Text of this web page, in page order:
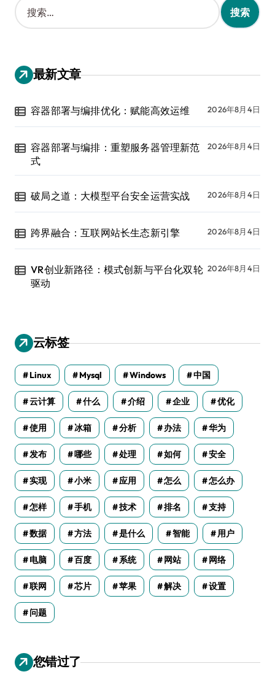
索
：
最新文章
容器部署与编排优化：赋能高效运维 2026年8月4日
容器部署与编排：重塑服务器管理新范
式
2026年8月4日
破局之道：大模型平台安全运营实战 2026年8月4日
跨界融合：互联网站长生态新引擎 2026年8月4日
VR创业新路径：模式创新与平台化双轮
驱动
2026年8月4日
云标签
Linux Mysql Windows 中国
云计算 什么 介绍 企业 优化
使用 冰箱 分析 办法 华为
发布 哪些 处理 如何 安全
实现 小米 应用 怎么 怎么办
怎样 手机 技术 排名 支持
数据 方法 是什么 智能 用户
电脑 百度 系统 网站 网络
联网 芯片 苹果 解决 设置
问题
您错过了